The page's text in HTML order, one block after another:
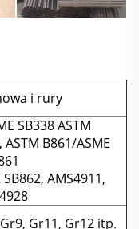
i rury
SB338 ASTM
ASTM B861/ASME
AMS4911,
Gr11, Gr12 itp.